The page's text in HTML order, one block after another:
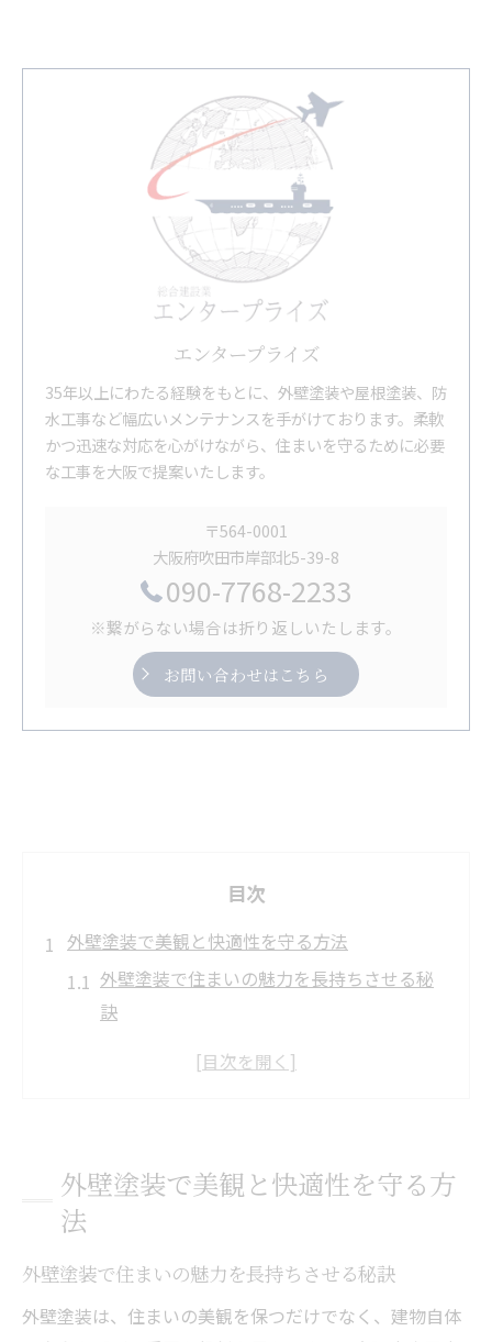
エンタープライズ
35年以上にわたる経験をもとに、外壁塗装や屋根塗装、防
水工事など幅広いメンテナンスを手がけております。柔軟
かつ迅速な対応を心がけながら、住まいを守るために必要
な工事を大阪で提案いたします。
〒564-0001
大阪府吹田市岸部北5-39-8
090-7768-2233
※繋がらない場合は折り返しいたします。
お問い合わせはこちら
目次
外壁塗装で美観と快適性を守る方法
外壁塗装で住まいの魅力を長持ちさせる秘
訣
塗料選びが外壁塗装の美観と快適性を左右
大阪府で塗料選びに迷ったときの指針
ツ
大阪府で人気の外壁塗装塗料の特徴と選択
外壁塗装で美観と快適性を守る方
法
外壁塗装で住まいの魅力を長持ちさせる秘訣
外壁塗装は、住まいの美観を保つだけでなく、建物自体